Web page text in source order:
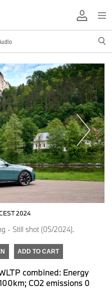
2024
- Still shot (05/2024).
ADD TO CART
combined: Energy
CO2 emissions 0